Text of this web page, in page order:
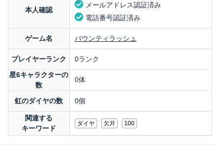
本人確認
メールアドレス認証済み
電話番号認証済み
ゲーム名 バウンティラッシュ
プレイヤーランク
0ランク
星6キャラクターの
数
0体
虹のダイヤの数 0個
関連する
キーワード
ダイヤ 欠片 100